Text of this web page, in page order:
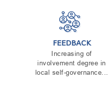
FEEDBACK
Increasing of
involvement degree in
local self-governance...